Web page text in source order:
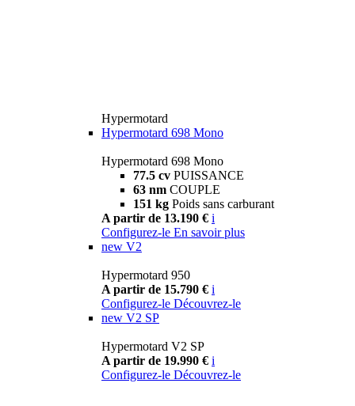
Hypermotard
Hypermotard 698 Mono
Hypermotard 698 Mono
77.5 cv PUISSANCE
63 nm COUPLE
151 kg Poids sans carburant
A partir de 13.190 € i
Configurez-le En savoir plus
new V2
Hypermotard 950
A partir de 15.790 € i
Configurez-le Découvrez-le
new V2 SP
Hypermotard V2 SP
A partir de 19.990 € i
Configurez-le Découvrez-le